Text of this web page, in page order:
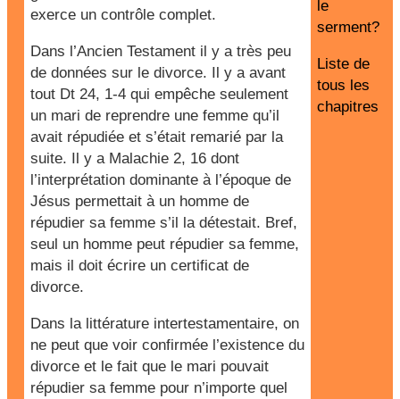
exerce un contrôle complet.
Dans l’Ancien Testament il y a très peu
de données sur le divorce. Il y a avant
tout Dt 24, 1-4 qui empêche seulement
un mari de reprendre une femme qu’il
avait répudiée et s’était remarié par la
suite. Il y a Malachie 2, 16 dont
l’interprétation dominante à l’époque de
Jésus permettait à un homme de
répudier sa femme s’il la détestait. Bref,
seul un homme peut répudier sa femme,
mais il doit écrire un certificat de
divorce.
Dans la littérature intertestamentaire, on
ne peut que voir confirmée l’existence du
divorce et le fait que le mari pouvait
répudier sa femme pour n’importe quel
le
serment?
Liste de
tous les
chapitres